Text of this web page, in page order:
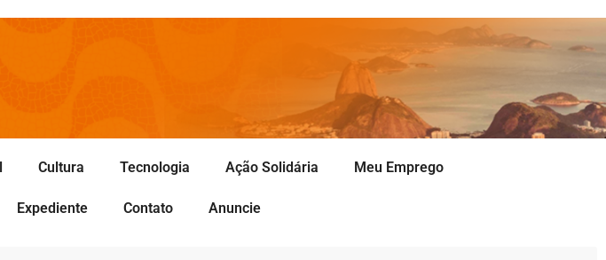
Cultura Tecnologia Ação Solidária Meu Emprego
Expediente Contato Anuncie